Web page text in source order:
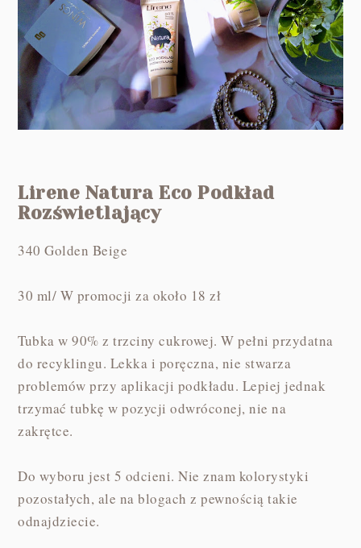
Lirene Natura Eco Podkład
Rozświetlający
340 Golden Beige
30 ml/ W promocji za około 18 zł
Tubka w 90% z trzciny cukrowej. W pełni przydatna
do recyklingu. Lekka i poręczna, nie stwarza
problemów przy aplikacji podkładu. Lepiej jednak
trzymać tubkę w pozycji odwróconej, nie na
zakrętce.
Do wyboru jest 5 odcieni. Nie znam kolorystyki
pozostałych, ale na blogach z pewnością takie
odnajdziecie.